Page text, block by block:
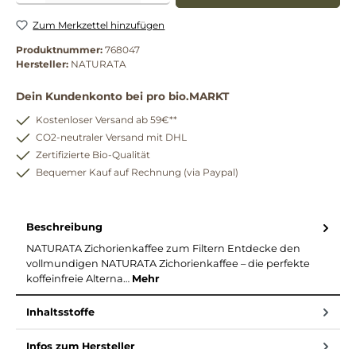
Zum Merkzettel hinzufügen
Produktnummer: 768047
Hersteller: NATURATA
Dein Kundenkonto bei pro bio.MARKT
Kostenloser Versand ab 59€**
CO2-neutraler Versand mit DHL
Zertifizierte Bio-Qualität
Bequemer Kauf auf Rechnung (via Paypal)
Beschreibung
NATURATA Zichorienkaffee zum Filtern Entdecke den
vollmundigen NATURATA Zichorienkaffee – die perfekte
koffeinfreie Alterna… Mehr
Inhaltsstoffe
Infos zum Hersteller